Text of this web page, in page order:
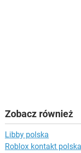
Zobacz również
Libby polska
Roblox kontakt polska